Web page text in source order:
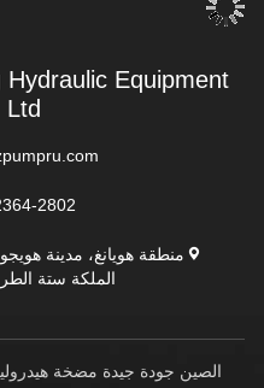
Equipment
2802
منطقة هويانغ، مدينة
الملكة ستة الطريق
الصين جودة جيدة مضخة